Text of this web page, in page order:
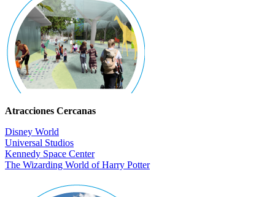
Atracciones Cercanas
Disney World
Universal Studios
Kennedy Space Center
The Wizarding World of Harry Potter